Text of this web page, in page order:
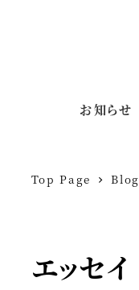
お知らせ
Top Page Blog
エッセイ